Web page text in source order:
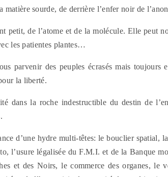
matière sourde, de derrière l’enfer noir de
petit, de l’atome et de la molécule. Elle peut
les patientes plantes…
parvenir des peuples écrasés mais toujours
la liberté.
dans la roche indestructible du destin de
d’une hydre multi-têtes: le bouclier spatial,
l’usure légalisée du F.M.I. et de la Banque
et des Noirs, le commerce des organes, le